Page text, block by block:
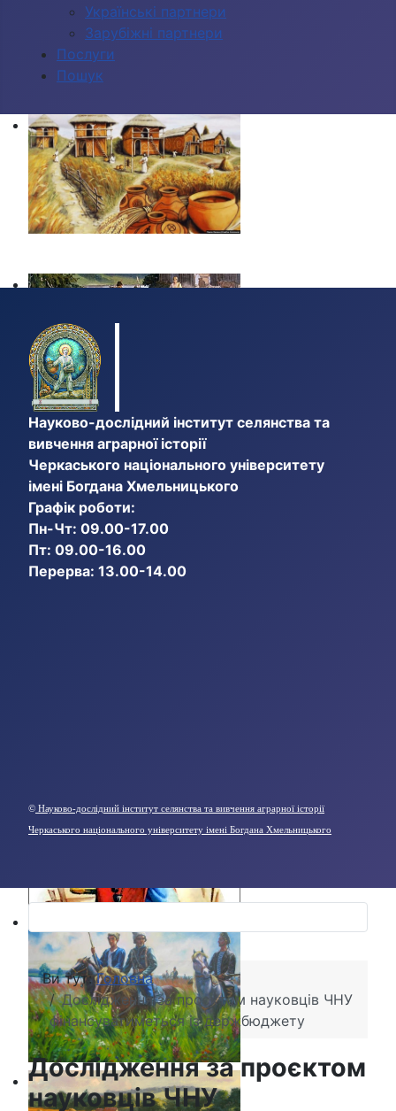
Українські партнери
Зарубіжні партнери
Послуги
Пошук
Ви тут:Головна
Дослідження за проєктом науковців ЧНУ
фінансуватиметься із держбюджету
Дослідження за проєктом
науковців ЧНУ
Науково-дослідний інститут селянства та
вивчення аграрної історії
Черкаського національного університету
імені Богдана Хмельницького
Графік роботи:
Пн-Чт: 09.00-17.00
Пт: 09.00-16.00
Перерва: 13.00-14.00
© Науково-дослідний інститут селянства та вивчення аграрної історії
Черкаського національного університету імені Богдана Хмельницького